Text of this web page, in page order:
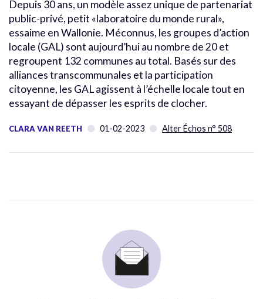
Depuis 30 ans, un modèle assez unique de partenariat
public-privé, petit «laboratoire du monde rural»,
essaime en Wallonie. Méconnus, les groupes d’action
locale (GAL) sont aujourd’hui au nombre de 20 et
regroupent 132 communes au total. Basés sur des
alliances transcommunales et la participation
citoyenne, les GAL agissent à l’échelle locale tout en
essayant de dépasser les esprits de clocher.
CLARA VAN REETH 01-02-2023 Alter Échos n° 508